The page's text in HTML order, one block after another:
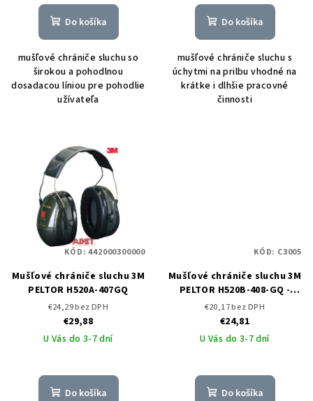
Do košíka
mušľové chrániče sluchu so
širokou a pohodlnou
dosadacou líniou pre pohodlie
užívateľa
Do košíka
mušľové chrániče sluchu s
úchytmi na prilbu vhodné na
krátke i dlhšie pracovné
činnosti
Mušľové chrániče sluchu 3M
PELTOR H520A-407GQ
€24,29 bez DPH
€29,88
U Vás do 3-7 dní
Do košíka
KÓD:442000300000
Mušľové chrániče sluchu 3M
PELTOR H520B-408-GQ -
DOPREDAJ
€20,17 bez DPH
€24,81
U Vás do 3-7 dní
Do košíka
KÓD: C3005